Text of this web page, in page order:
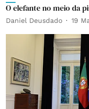
O elefante no meio da
Daniel Deusdado 19